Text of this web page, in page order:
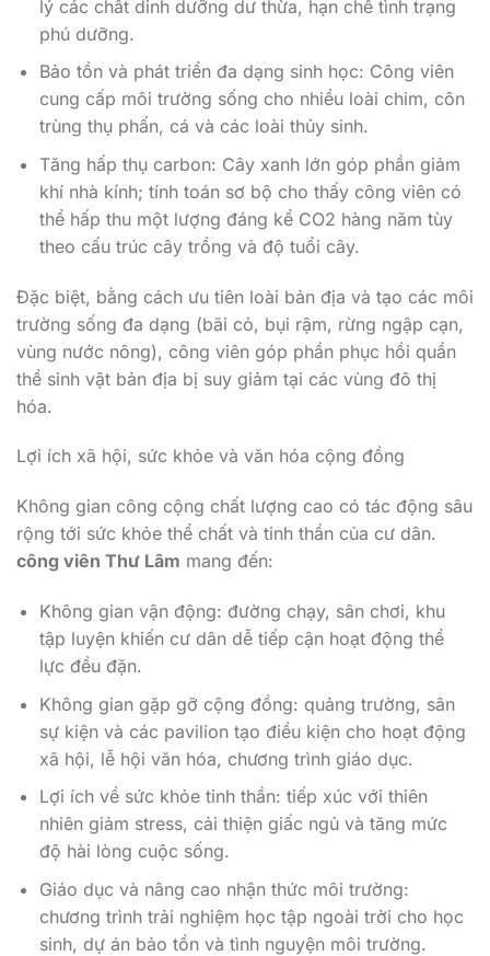
lý các chất dinh dưỡng dư thừa, hạn chế tình trạng
phú dưỡng.
Bảo tồn và phát triển đa dạng sinh học: Công viên
cung cấp môi trường sống cho nhiều loài chim, côn
trùng thụ phấn, cá và các loài thủy sinh.
Tăng hấp thụ carbon: Cây xanh lớn góp phần giảm
khí nhà kính; tính toán sơ bộ cho thấy công viên có
thể hấp thu một lượng đáng kể CO2 hàng năm tùy
theo cấu trúc cây trồng và độ tuổi cây.
Đặc biệt, bằng cách ưu tiên loài bản địa và tạo các môi
trường sống đa dạng (bãi cỏ, bụi rậm, rừng ngập cạn,
vùng nước nông), công viên góp phần phục hồi quần
thể sinh vật bản địa bị suy giảm tại các vùng đô thị
hóa.
Lợi ích xã hội, sức khỏe và văn hóa cộng đồng
Không gian công cộng chất lượng cao có tác động sâu
rộng tới sức khỏe thể chất và tinh thần của cư dân.
công viên Thư Lâm mang đến:
Không gian vận động: đường chạy, sân chơi, khu
tập luyện khiến cư dân dễ tiếp cận hoạt động thể
lực đều đặn.
Không gian gặp gỡ cộng đồng: quảng trường, sân
sự kiện và các pavilion tạo điều kiện cho hoạt động
xã hội, lễ hội văn hóa, chương trình giáo dục.
Lợi ích về sức khỏe tinh thần: tiếp xúc với thiên
nhiên giảm stress, cải thiện giấc ngủ và tăng mức
độ hài lòng cuộc sống.
Giáo dục và nâng cao nhận thức môi trường:
chương trình trải nghiệm học tập ngoài trời cho học
sinh, dự án bảo tồn và tình nguyện môi trường.